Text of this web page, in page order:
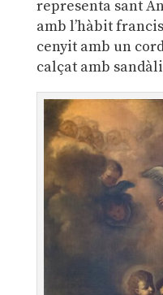
representa sant
amb l’hàbit
cenyit amb un
calçat amb